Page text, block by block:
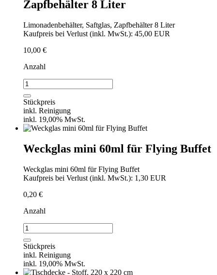
Zapfbehälter 8 Liter
Limonadenbehälter, Saftglas, Zapfbehälter 8 Liter
Kaufpreis bei Verlust (inkl. MwSt.): 45,00 EUR
10,00 €
Anzahl
Limonadenbehälter,
Saftglas,
Zapfbehälter
8
Liter
Menge
Stückpreis
inkl. Reinigung
inkl. 19,00% MwSt.
Weckglas mini 60ml für Flying Buffet
Weckglas mini 60ml für Flying Buffet
Kaufpreis bei Verlust (inkl. MwSt.): 1,30 EUR
0,20 €
Anzahl
Weckglas
mini
60ml
für
Flying
Buffet
Stückpreis
inkl. Reinigung
inkl. 19,00% MwSt.